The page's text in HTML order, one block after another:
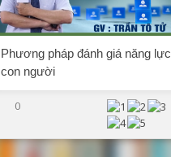
Phương pháp đánh giá năng lực
con người
0